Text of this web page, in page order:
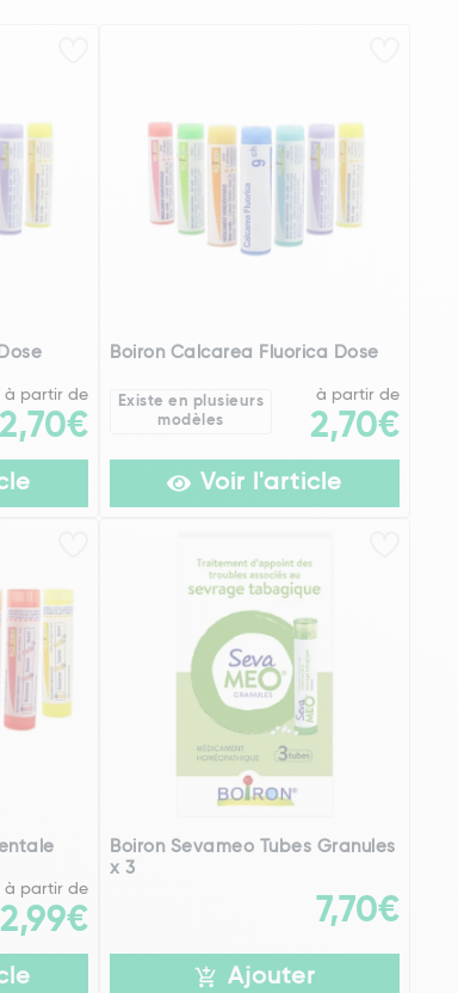
à partir de
2,70€
Boiron Calcarea Fluorica Dose
Existe en plusieurs
modèles
à partir de
2,70€
Voir l'article
à partir de
2,99€
Boiron Sevameo Tubes Granules
x 3
7,70€
Ajouter